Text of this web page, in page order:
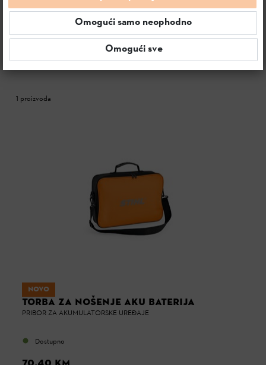
AS sistem Pribor za akumulatorske
SORTIRANJE & FILTERI
1 proizvoda
NOVO
TORBA ZA NOŠENJE AKU BATERIJA
PRIBOR ZA AKUMULATORSKE UREĐAJE
Dostupno
Omogući samo neophodno
Omogući sve